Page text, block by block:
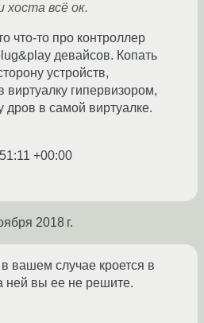
хоста всё ок.
что-то про контроллер
девайсов. Копать
устройств,
виртуалку гипервизором,
дров в самой виртуалке.
+00:00
2018 г.
вашем случае кроется в
ней вы ее не решите.